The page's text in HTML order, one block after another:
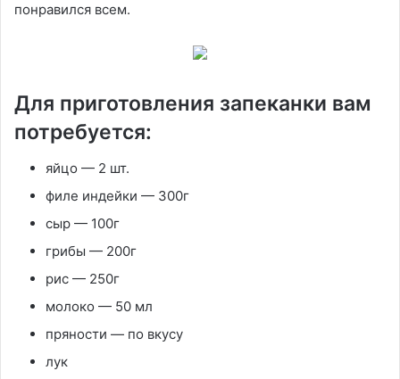
понравился всем.
Для приготовления запеканки вам
потребуется:
яйцо — 2 шт.
филе индейки — 300г
сыр — 100г
грибы — 200г
рис — 250г
молоко — 50 мл
пряности — по вкусу
лук